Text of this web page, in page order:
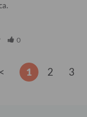
0
< 1 2 3